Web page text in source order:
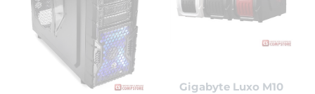
Gigabyte Luxo M10